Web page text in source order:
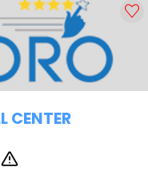
CENTER